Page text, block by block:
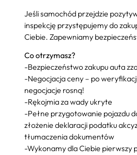
Jeśli samochód przejdzie
inspekcję przystępujemy do
Ciebie. Zapewniamy
Co otrzymasz?
-Bezpieczeństwo zakupu auta
-Negocjacja ceny – po
negocjacje rosną!
-Rękojmia za wady ukryte
-Pełne przygotowanie pojazdu
złożenie deklaracji podatku
tłumaczenia dokumentów
-Wykonamy dla Ciebie pierwszy